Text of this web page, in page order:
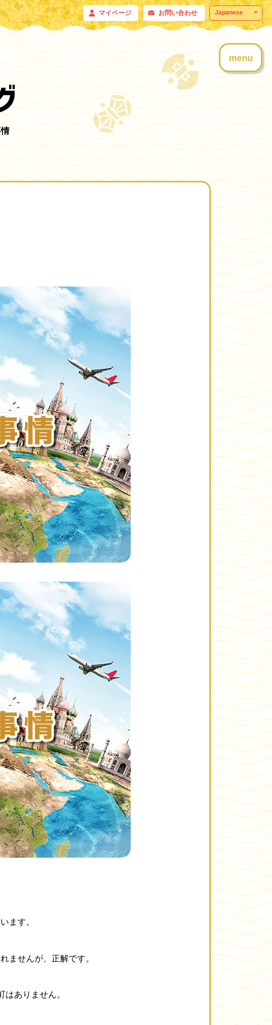
マイページ お問い合わせ
menu
ます。
ませんが、正解です。
ありません。